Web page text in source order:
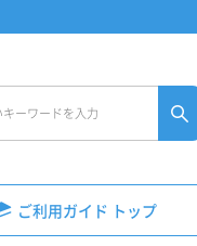
ご利用ガイド トップ